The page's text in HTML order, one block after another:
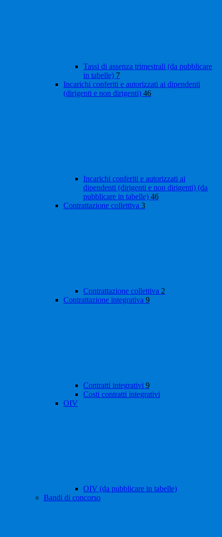
Tassi di assenza trimestrali (da pubblicare
in tabelle) 7
Incarichi conferiti e autorizzati ai dipendenti
(dirigenti e non dirigenti) 46
Incarichi conferiti e autorizzati ai
dipendenti (dirigenti e non dirigenti) (da
pubblicare in tabelle) 46
Contrattazione collettiva 3
Contrattazione collettiva 2
Contrattazione integrativa 9
Contratti integrativi 9
Costi contratti integrativi
OIV
OIV (da pubblicare in tabelle)
Bandi di concorso